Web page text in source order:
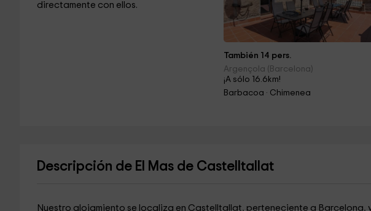
directamente con ellos.
También 14 pers.
Argençola (Barcelona)
¡A sólo 16.6km!
Barbacoa · Chimenea
Descripción de El Mas de Castelltallat
Nuestro alojamiento se localiza en Castelltallat, perteneciente a Barcelona,